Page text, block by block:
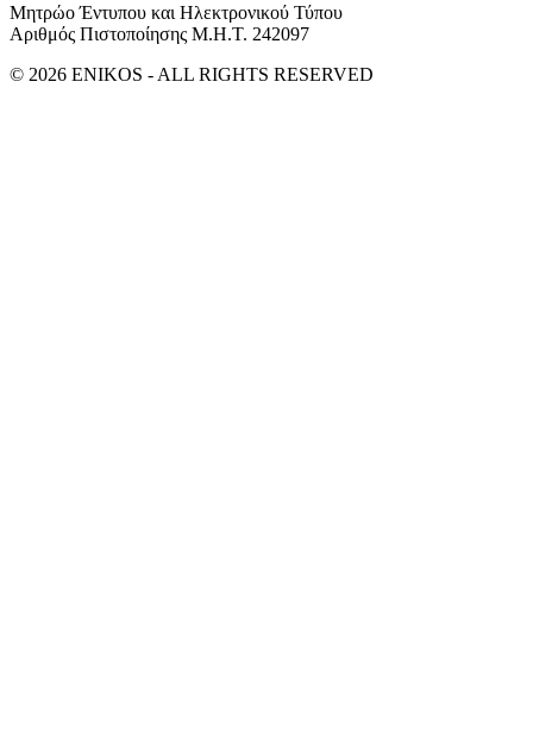
Μητρώο Έντυπου και Ηλεκτρονικού Τύπου
Αριθμός Πιστοποίησης Μ.Η.Τ. 242097
© 2026 ENIKOS - ALL RIGHTS RESERVED